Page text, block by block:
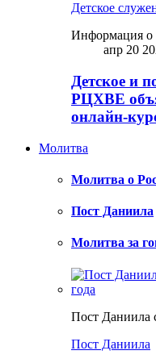
Детское
Информация о
апр 20
Детское и
РЦХВЕ
онлайн-
Молитва
Молитва о
Пост Даниила
Молитва за
Пост Даниила
Пост Даниила